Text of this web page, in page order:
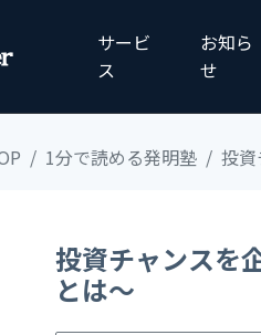
サービ
ス
お知ら
せ
1分で読める発明塾 投
投資チャンスを
とは～